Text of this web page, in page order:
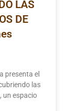
LAS
DE
presenta el
las
un espacio